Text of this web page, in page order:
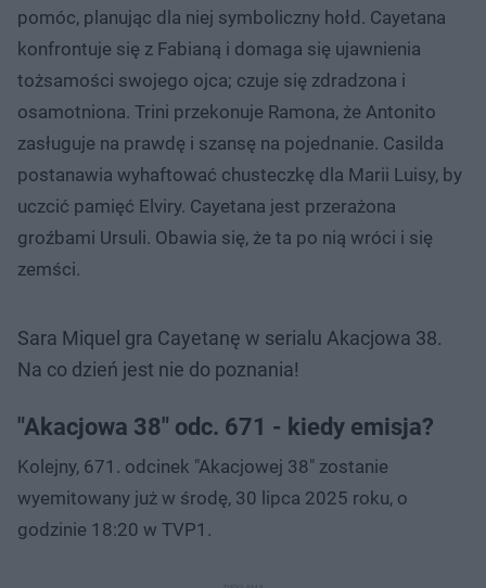
pomóc, planując dla niej symboliczny hołd. Cayetana
konfrontuje się z Fabianą i domaga się ujawnienia
tożsamości swojego ojca; czuje się zdradzona i
osamotniona. Trini przekonuje Ramona, że Antonito
zasługuje na prawdę i szansę na pojednanie. Casilda
postanawia wyhaftować chusteczkę dla Marii Luisy, by
uczcić pamięć Elviry. Cayetana jest przerażona
groźbami Ursuli. Obawia się, że ta po nią wróci i się
zemści.
Sara Miquel gra Cayetanę w serialu Akacjowa 38.
Na co dzień jest nie do poznania!
Spróbuj ponownie
"Akacjowa 38" odc. 671 - kiedy emisja?
Kolejny, 671. odcinek "Akacjowej 38" zostanie
wyemitowany już w środę, 30 lipca 2025 roku, o
godzinie 18:20 w TVP1.